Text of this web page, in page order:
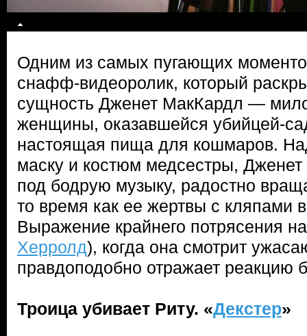
Одним из самых пугающих
снафф-видеоролик, который
сущность Дженет МакКардл —
женщины, оказавшейся убийцей-
настоящая пища для кошмаров.
маску и костюм медсестры, Дженет
под бодрую музыку, радостно
то время как ее жертвы с кляпами
Выражение крайнего потрясения
Херролд), когда она смотрит
правдоподобно отражает реакцию
Троица убивает Риту. «Декстер»